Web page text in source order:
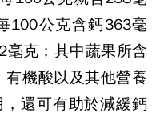
100公克含鈣363毫
毫克；其中蔬果所含
有機酸以及其他營養
還可有助於減緩鈣